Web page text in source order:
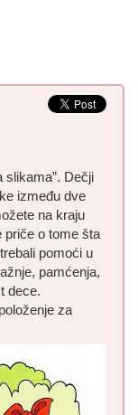
slikama”. Dečji
između dve
na kraju
priče o tome šta
pomoći u
pamćenja,
dece.
za